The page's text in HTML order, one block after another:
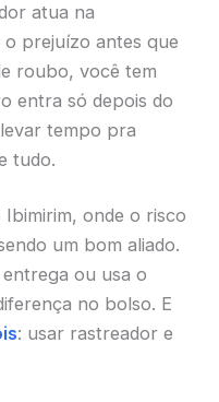
atua na
o prejuízo antes que
roubo, você tem
entra só depois do
tempo pra
tudo.
onde o risco
um bom aliado.
ou usa o
no bolso. E
: usar rastreador e